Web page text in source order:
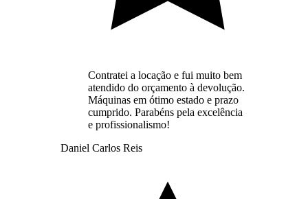
Contratei a locação e fui muito bem
atendido do orçamento à devolução.
Máquinas em ótimo estado e prazo
cumprido. Parabéns pela excelência
e profissionalismo!
Daniel Carlos Reis